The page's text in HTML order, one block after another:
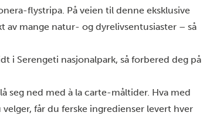
flystripa. På veien til denne eksklusive
av mange natur- og dyrelivsentusiaster – så
i Serengeti nasjonalpark, så forbered deg på
seg ned med à la carte-måltider. Hva med
får du ferske ingredienser levert hver